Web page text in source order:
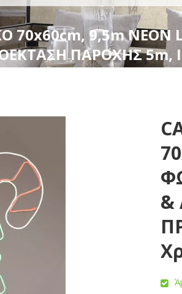
ΝΕΟΝ LED ΦΩΤΟΣΩΛΗΝΑ,
70x60cm, 9,5m
ΠΑΡΟΧΗΣ 5m,
&